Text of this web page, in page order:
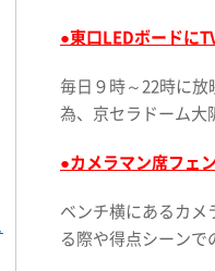
●東口LEDボードに
毎日９時～22時に
為、京セラドーム大
●カメラマン席フェ
ベンチ横にあるカ
る際や得点シーンで